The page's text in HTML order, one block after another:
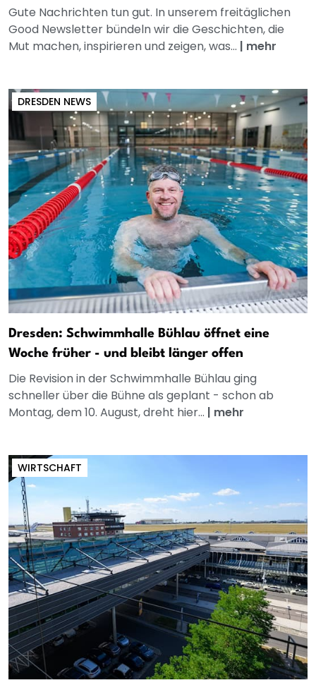
Gute Nachrichten tun gut. In unserem freitäglichen
Good Newsletter bündeln wir die Geschichten, die
Mut machen, inspirieren und zeigen, was... | mehr
DRESDEN NEWS
Dresden: Schwimmhalle Bühlau öffnet eine
Woche früher - und bleibt länger offen
Die Revision in der Schwimmhalle Bühlau ging
schneller über die Bühne als geplant - schon ab
Montag, dem 10. August, dreht hier... | mehr
WIRTSCHAFT